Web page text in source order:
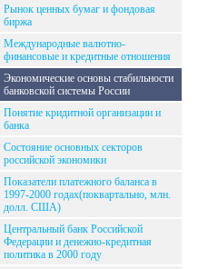
Рынок ценных бумаг и фондовая
биржа
Международные валютно-
финансовые и кредитные отношения
Экономические основы стабильности
банковской системы России
Понятие кридитной организации и
банка
Состояние основных секторов
российской экономики
Показатели платежного баланса в
1997-2000 годах(поквартально, млн.
долл. США)
Центральный банк Российской
Федерации и денежно-кредитная
политика в 2000 году